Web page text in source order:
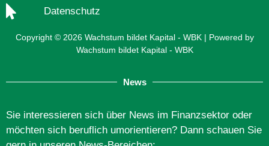
Datenschutz
Copyright © 2026 Wachstum bildet Kapital - WBK | Powered by
Wachstum bildet Kapital - WBK
News
Sie interessieren sich über News im Finanzsektor oder
möchten sich beruflich umorientieren? Dann schauen Sie